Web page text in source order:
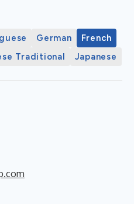
German
French
Traditional Japanese